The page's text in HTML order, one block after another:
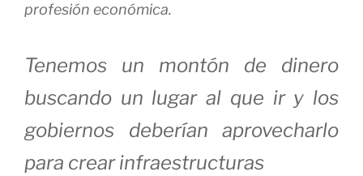
profesión económica.
Tenemos un montón de dinero
buscando un lugar al que ir y los
gobiernos deberían aprovecharlo
para crear infraestructuras